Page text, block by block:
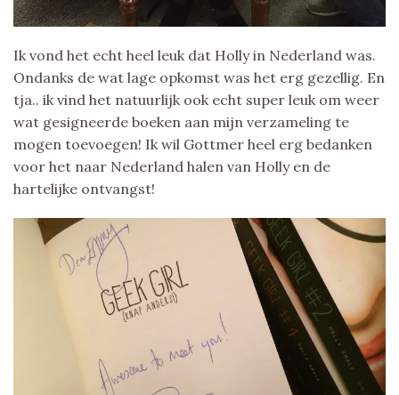
Ik vond het echt heel leuk dat Holly in Nederland was.
Ondanks de wat lage opkomst was het erg gezellig. En
tja.. ik vind het natuurlijk ook echt super leuk om weer
wat gesigneerde boeken aan mijn verzameling te
mogen toevoegen! Ik wil Gottmer heel erg bedanken
voor het naar Nederland halen van Holly en de
hartelijke ontvangst!